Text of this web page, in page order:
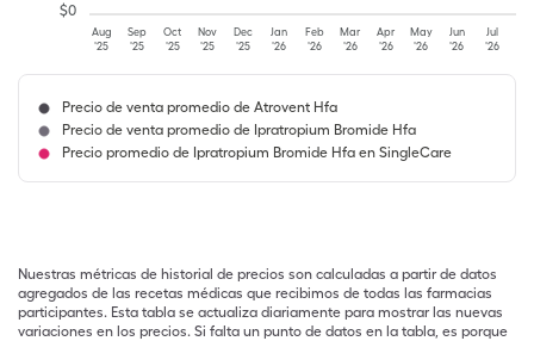
Aug
'25
Sep
'25
Oct
'25
Nov
'25
Dec
'25
Jan
'26
Feb
'26
Mar
'26
Apr
'26
May
'26
Jun
'26
Jul
'26
$0
Precio de venta promedio de Atrovent Hfa
Precio de venta promedio de Ipratropium Bromide Hfa
Precio promedio de Ipratropium Bromide Hfa en SingleCare
Nuestras métricas de historial de precios son calculadas a partir de datos
agregados de las recetas médicas que recibimos de todas las farmacias
participantes. Esta tabla se actualiza diariamente para mostrar las nuevas
variaciones en los precios. Si falta un punto de datos en la tabla, es porque